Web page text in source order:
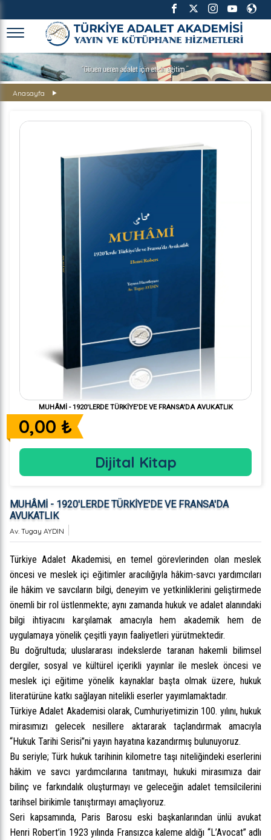
TÜRKİYE ADALET
Anasayfa
MUHÂMİ - 1920'LERDE TÜRKİYE'DE VE FRANSA'DA AVUKATLIK
0,00 ₺
Dijital Kitap
MUHÂMİ - 1920'LERDE TÜRKİYE'DE VE FRANSA'DA
AVUKATLIK
Av. Tugay AYDIN
Türkiye Adalet Akademisi, en temel görevlerinden olan meslek
öncesi ve meslek içi eğitimler aracılığıyla hâkim-savcı yardımcıları
ile hâkim ve savcıların bilgi, deneyim ve yetkinliklerini geliştirmede
önemli bir rol üstlenmekte; aynı zamanda hukuk ve adalet alanındaki
bilgi ihtiyacını karşılamak amacıyla hem akademik hem de
uygulamaya yönelik çeşitli yayın faaliyetleri yürütmektedir.
Bu doğrultuda; uluslararası indekslerde taranan hakemli bilimsel
dergiler, sosyal ve kültürel içerikli yayınlar ile meslek öncesi ve
meslek içi eğitime yönelik kaynaklar başta olmak üzere, hukuk
literatürüne katkı sağlayan nitelikli eserler yayımlamaktadır.
Türkiye Adalet Akademisi olarak, Cumhuriyetimizin 100. yılını, hukuk
mirasımızı gelecek nesillere aktararak taçlandırmak amacıyla
“Hukuk Tarihi Serisi”ni yayın hayatına kazandırmış bulunuyoruz.
Bu seriyle; Türk hukuk tarihinin kilometre taşı niteliğindeki eserlerini
hâkim ve savcı yardımcılarına tanıtmayı, hukuki mirasımıza dair
bilinç ve farkındalık oluşturmayı ve geleceğin adalet temsilcilerini
tarihsel birikimle tanıştırmayı amaçlıyoruz.
Seri kapsamında, Paris Barosu eski başkanlarından ünlü avukat
Henri Robert’in 1923 yılında Fransızca kaleme aldığı “L’Avocat” adlı